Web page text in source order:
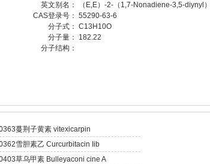
英文别名：
（E,E）-2-（1,7-Nonadiene-3,5-diynyl
CAS登录号： 55290-63-6
分子式： C13H10O
分子量：
182.22
分子结构：
蔓荆子黄素 vitexicarpin
雪胆素乙 Curcurbitacin Iib
草乌甲素 Bulleyaconi cine A